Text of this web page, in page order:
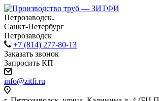
Петрозаводск
Санкт-Петербург
Петрозаводск
+7 (814) 277-80-13
Заказать звонок
Запросить КП
info@zitfi.ru